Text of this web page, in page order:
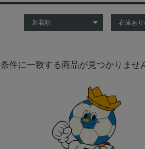
条件に一致する商品が見つかりませ